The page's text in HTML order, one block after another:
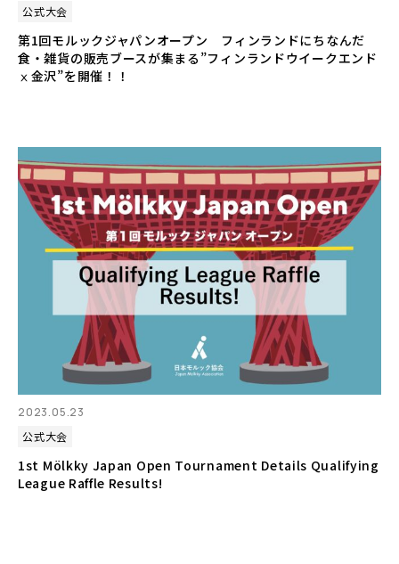
公式大会
第1回モルックジャパンオープン フィンランドにちなんだ
食・雑貨の販売ブースが集まる”フィンランドウイークエンド
ⅹ金沢”を開催！！
2023.05.23
公式大会
1st Mölkky Japan Open Tournament Details Qualifying
League Raffle Results!